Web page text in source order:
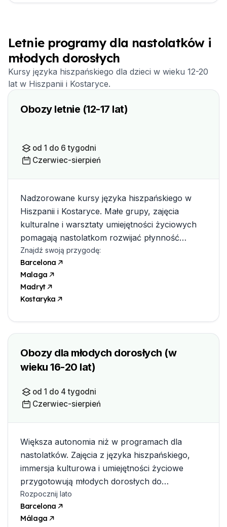
Letnie programy dla nastolatków i
młodych dorosłych
Kursy języka hiszpańskiego dla dzieci w wieku 12-20
lat w Hiszpanii i Kostaryce.
Obozy letnie (12-17 lat)
od 1 do 6 tygodni
Czerwiec-sierpień
Nadzorowane kursy języka hiszpańskiego w
Hiszpanii i Kostaryce. Małe grupy, zajęcia
kulturalne i warsztaty umiejętności życiowych
pomagają nastolatkom rozwijać płynność
językową, pewność siebie i nawiązywanie
relacji.
Znajdź swoją przygodę:
Barcelona
Malaga
Madryt
Kostaryka
Obozy dla młodych dorosłych (w
wieku 16-20 lat)
od 1 do 4 tygodni
Czerwiec-sierpień
Większa autonomia niż w programach dla
nastolatków. Zajęcia z języka hiszpańskiego,
immersja kulturowa i umiejętności życiowe
przygotowują młodych dorosłych do
samodzielnego zdobywania doświadczeń
globalnych.
Rozpocznij lato
Barcelona
Málaga